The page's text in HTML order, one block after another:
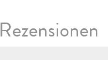
Rezensionen